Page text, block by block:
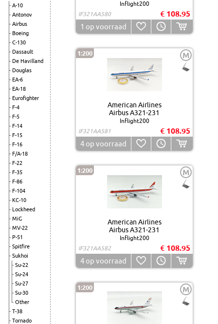
A-10
Antonov
Airbus
Boeing
C-130
Dassault
De Havilland
Douglas
EA-6
EA-18
Eurofighter
F-4
F-5
F-14
F-15
F-16
F/A-18
F-22
F-35
F-86
F-104
KC-10
Lockheed
MiG
MV-22
P-51
Spitfire
Sukhoi
Su-22
Su-24
Su-27
Su-30
Other
T-38
Tornado
Inflight200
IF321AA580
€ 108.95
1 op voorraad
1:200 M
American Airlines
Airbus A321-231
Inflight200
IF321AA581
€ 108.95
4 op voorraad
1:200 M
American Airlines
Airbus A321-231
Inflight200
IF321AA582
€ 108.95
4 op voorraad
1:200 M